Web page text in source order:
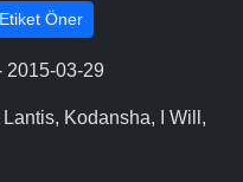
Etiket Öner
2015-03-29
Kodansha, I Will,